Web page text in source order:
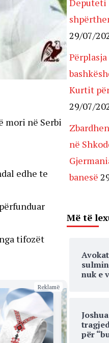
mori në Serbi
edhe te
tifozët
Reklamë
Deputeti
29/07/
Kurtit
29/07/
në
banesë
Më të
nuk e
për